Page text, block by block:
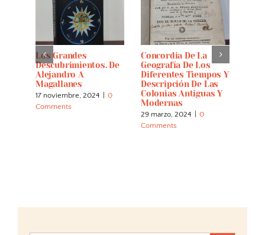
Los Grandes
Descubrimientos. De
Alejandro A
Magallanes
17 noviembre, 2024
0
Comments
Concordia De La
Geografía De Los
Diferentes Tiempos Y
Descripción De Las
Colonias Antiguas Y
Modernas
29 marzo, 2024
0
Comments